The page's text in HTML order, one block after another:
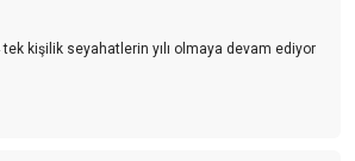
kişilik seyahatlerin yılı olmaya devam ediyor